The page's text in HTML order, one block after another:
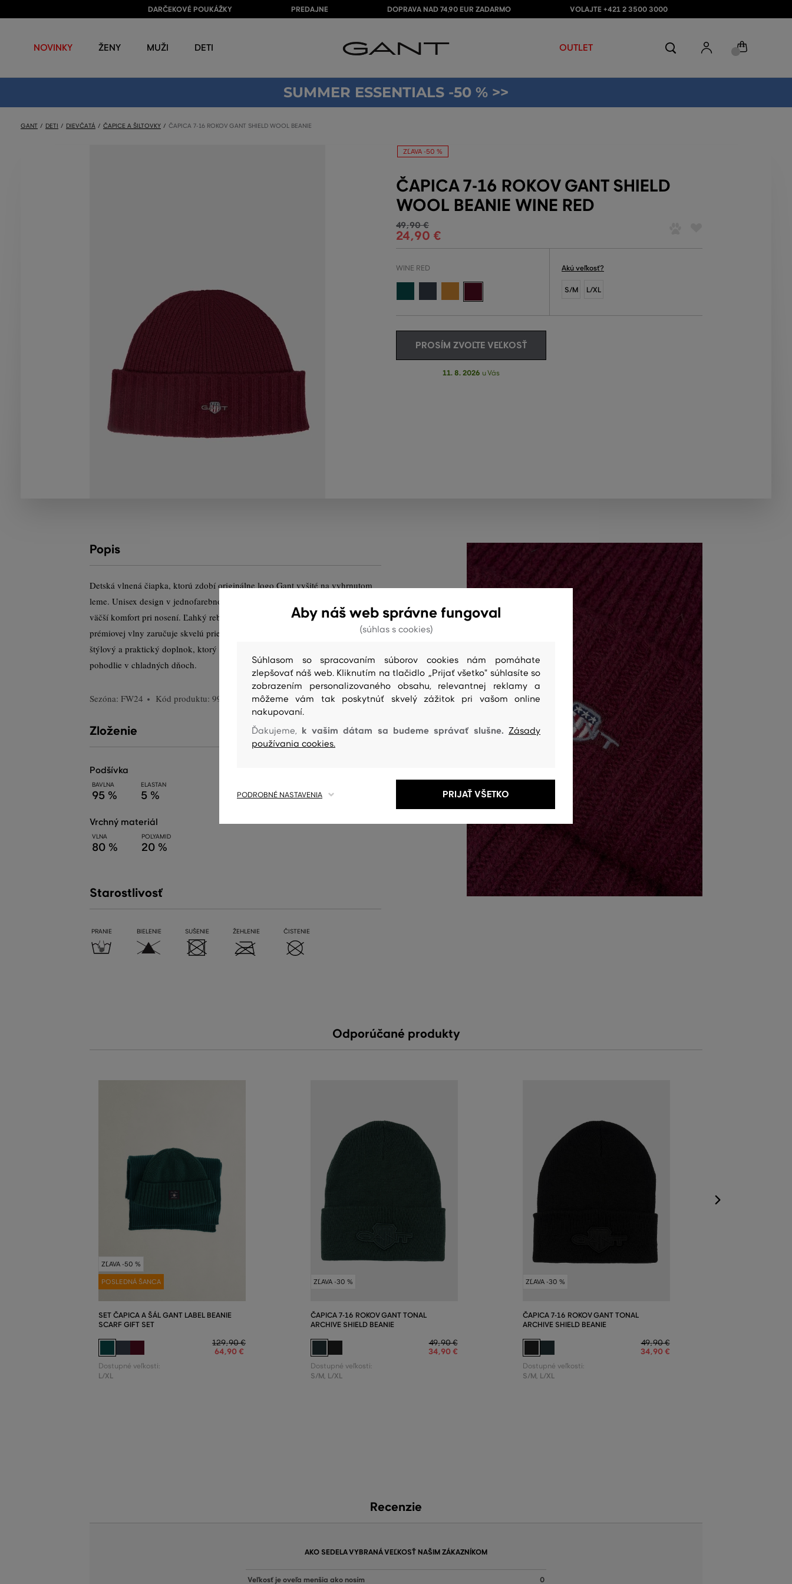
DARČEKOVÉ POUKÁŽKY PREDAJNE DOPRAVA NAD 74,90 EUR ZADARMO VOLAJTE +421 2 3500 3000
NOVINKY ŽENY MUŽI DETI OUTLET
SUMMER ESSENTIALS -50 % >>
GANT DETI DIEVČATÁ ČAPICE A ŠILTOVKY ČAPICA 7-16 ROKOV GANT SHIELD WOOL BEANIE
ZĽAVA -50 %
ČAPICA 7-16 ROKOV GANT SHIELD
WOOL BEANIE WINE RED
49,90 €
24,90 €
WINE RED Akú veľkosť?
S/M L/XL
PROSÍM ZVOĽTE VEĽKOSŤ
11. 8. 2026 u Vás
Popis
Detská vlnená čiapka, ktorú zdobí originálne logo Gant vyšité na vyhrnutom
leme. Unisex design v jednofarebnom prevedení dopĺňa bavlnená podšívka pre
väčší komfort pri nosení. Ľahký rebrovaný úplet s vysokým podielom
prémiovej vlny zaručuje skvelú priedušnosť a prirodzenú hrejivosť. Dokonale
štýlový a praktický doplnok, ktorý poskytne Vášmu dieťaťu maximálne
pohodlie v chladných dňoch.
Sezóna: FW24 Kód produktu: 991041-624-GC-638
Zloženie
podšívka
BAVLNA
95 %
ELASTAN
5 %
vrchný materiál
VLNA
80 %
POLYAMID
20 %
Starostlivosť
PRANIE BIELENIE SUŠENIE ŽEHLENIE ČISTENIE
Odporúčané produkty
ZĽAVA -50 %
POSLEDNÁ ŠANCA
SET ČAPICA A ŠÁL GANT LABEL BEANIE
SCARF GIFT SET
129,90 €
64,90 €
Dostupné veľkosti:
L/XL
ZĽAVA -30 %
ČAPICA 7-16 ROKOV GANT TONAL
ARCHIVE SHIELD BEANIE
49,90 €
34,90 €
Dostupné veľkosti:
S/M, L/XL
ZĽAVA -30 %
ČAPICA 7-16 ROKOV GANT TONAL
ARCHIVE SHIELD BEANIE
49,90 €
34,90 €
Dostupné veľkosti:
S/M, L/XL
Recenzie
AKO SEDELA VYBRANÁ VEĽKOSŤ NAŠIM ZÁKAZNÍKOM
Veľkosť je oveľa menšia ako nosím 0
Aby náš web správne fungoval
(súhlas s cookies)
Súhlasom so spracovaním súborov cookies nám pomáhate
zlepšovať náš web. Kliknutím na tlačidlo „Prijať všetko" súhlasíte so
zobrazením personalizovaného obsahu, relevantnej reklamy a
môžeme vám tak poskytnúť skvelý zážitok pri vašom online
nakupovaní.
Ďakujeme, k vašim dátam sa budeme správať slušne. Zásady
používania cookies.
PODROBNÉ NASTAVENIA PRIJAŤ VŠETKO